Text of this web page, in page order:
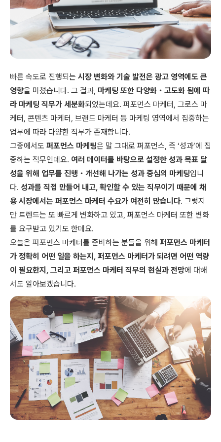
빠른 속도로 진행되는 시장 변화와 기술 발전은 광고 영역에도 큰
영향을 미쳤습니다. 그 결과, 마케팅 또한 다양화・고도화 됨에 따
라 마케팅 직무가 세분화되었는데요. 퍼포먼스 마케터, 그로스 마
케터, 콘텐츠 마케터, 브랜드 마케터 등 마케팅 영역에서 집중하는
업무에 따라 다양한 직무가 존재합니다.
그중에서도 퍼포먼스 마케팅은 말 그대로 퍼포먼스, 즉 ‘성과’에 집
중하는 직무인데요. 여러 데이터를 바탕으로 설정한 성과 목표 달
성을 위해 업무를 진행・개선해 나가는 성과 중심의 마케팅입니
다. 성과를 직접 만들어 내고, 확인할 수 있는 직무이기 때문에 채
용 시장에서는 퍼포먼스 마케터 수요가 여전히 많습니다. 그렇지
만 트렌드는 또 빠르게 변화하고 있고, 퍼포먼스 마케터 또한 변화
를 요구받고 있기도 한데요.
오늘은 퍼포먼스 마케터를 준비하는 분들을 위해 퍼포먼스 마케터
가 정확히 어떤 일을 하는지, 퍼포먼스 마케터가 되려면 어떤 역량
이 필요한지, 그리고 퍼포먼스 마케터 직무의 현실과 전망에 대해
서도 알아보겠습니다.